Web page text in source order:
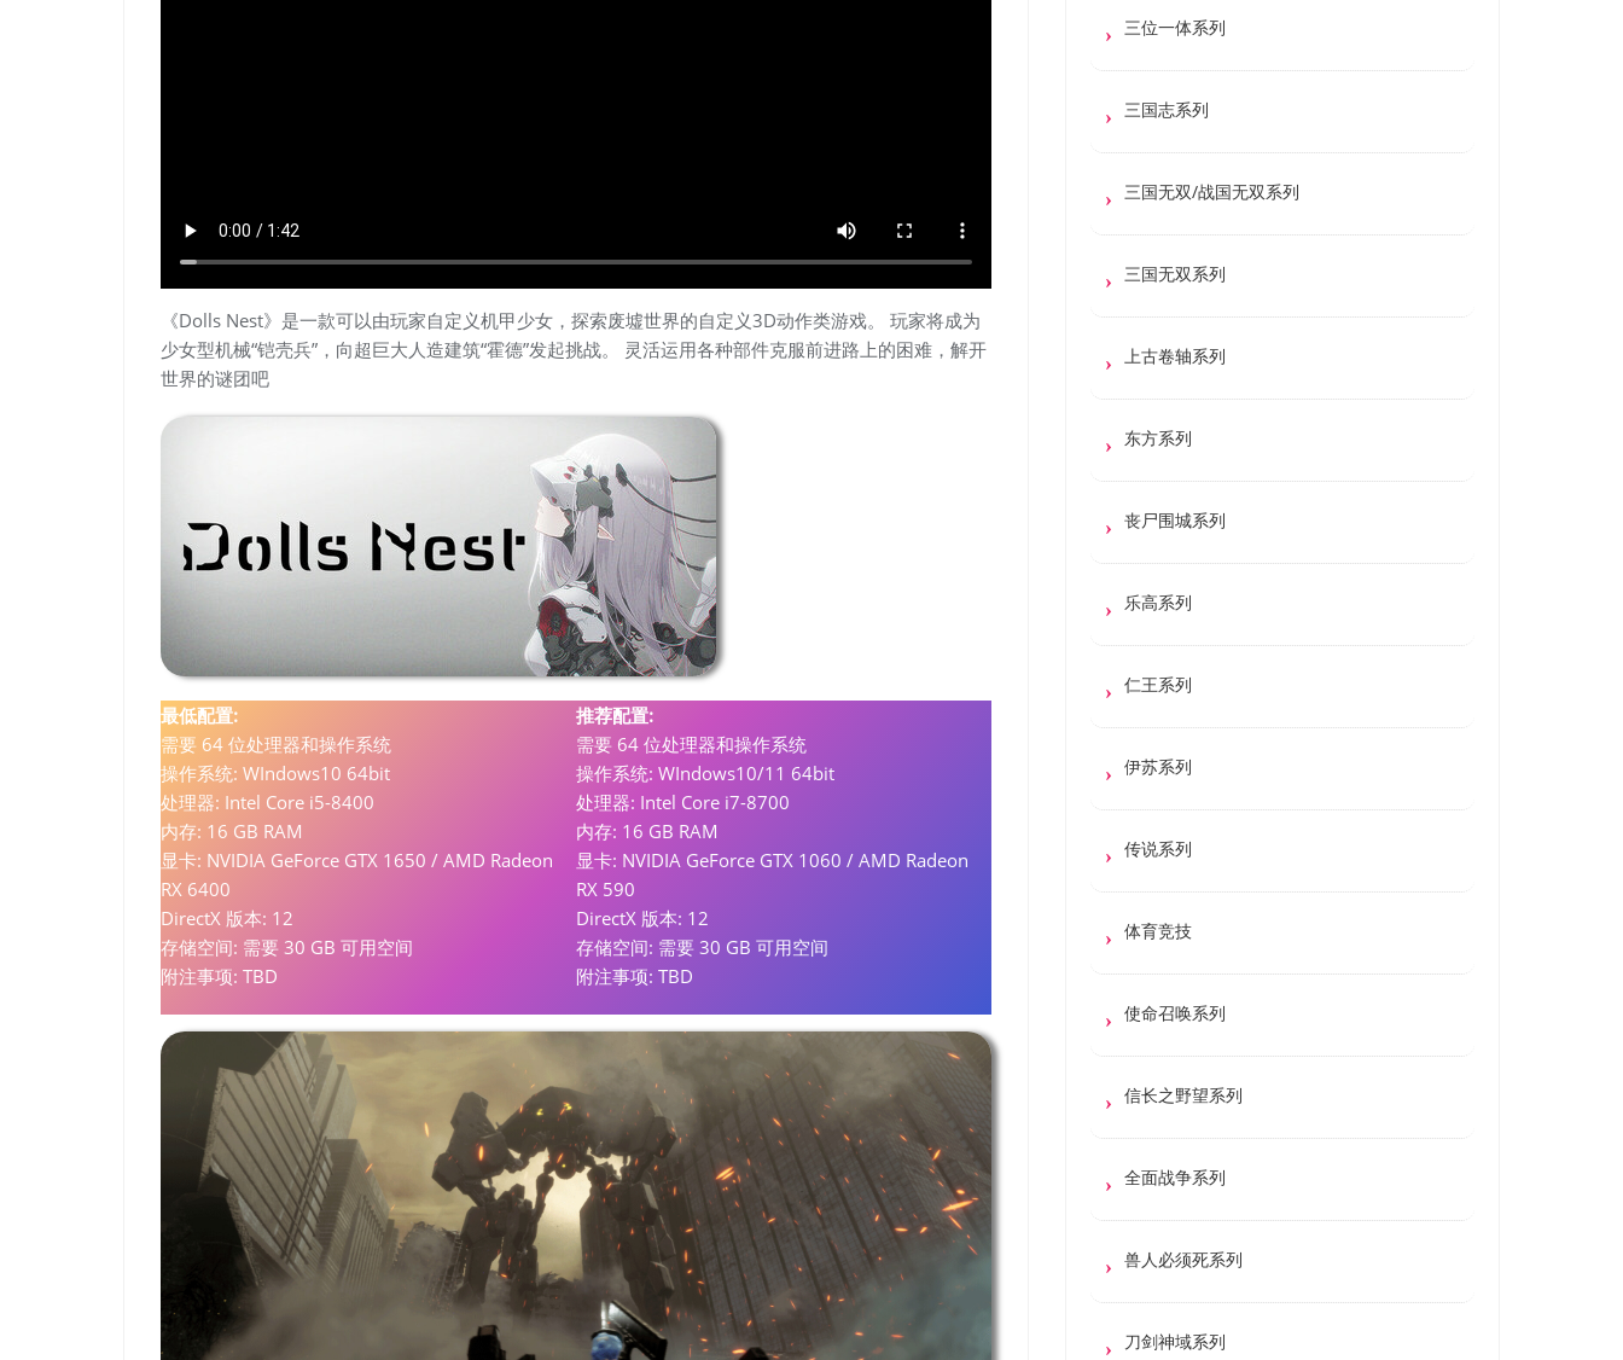
《Dolls Nest》是一款可以由玩家自定义机甲少女，探索废墟世界的自定义3D动作类游戏。 玩家将成为
少女型机械“铠壳兵”，向超巨大人造建筑“霍德”发起挑战。 灵活运用各种部件克服前进路上的困难，解开
世界的谜团吧
最低配置:
需要 64 位处理器和操作系统
操作系统: WIndows10 64bit
处理器: Intel Core i5-8400
内存: 16 GB RAM
显卡: NVIDIA GeForce GTX 1650 / AMD Radeon
RX 6400
DirectX 版本: 12
存储空间: 需要 30 GB 可用空间
附注事项: TBD
推荐配置:
需要 64 位处理器和操作系统
操作系统: WIndows10/11 64bit
处理器: Intel Core i7-8700
内存: 16 GB RAM
显卡: NVIDIA GeForce GTX 1060 / AMD Radeon
RX 590
DirectX 版本: 12
存储空间: 需要 30 GB 可用空间
附注事项: TBD
三位一体系列
三国志系列
三国无双/战国无双系列
三国无双系列
上古卷轴系列
东方系列
丧尸围城系列
乐高系列
仁王系列
伊苏系列
传说系列
体育竞技
使命召唤系列
信长之野望系列
全面战争系列
兽人必须死系列
刀剑神域系列